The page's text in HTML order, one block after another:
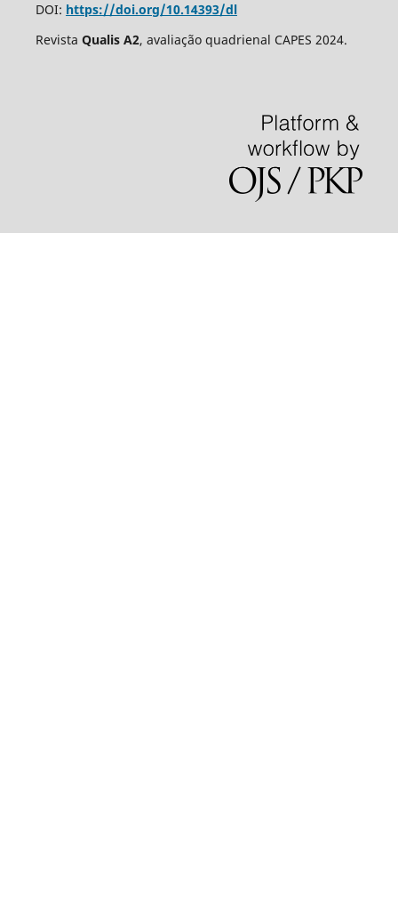
DOI: https://doi.org/10.14393/dl
Revista Qualis A2, avaliação quadrienal CAPES 2024.